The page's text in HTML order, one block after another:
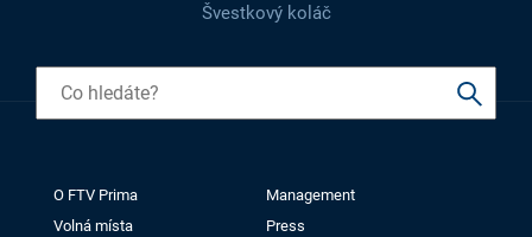
Švestkový koláč
O FTV Prima
Management
Volná místa
Press